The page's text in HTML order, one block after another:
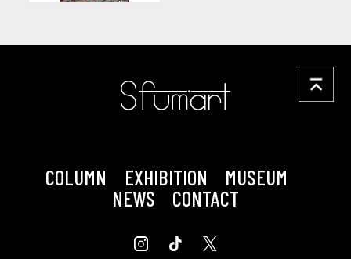
COLUMN EXHIBITION
MUSEUM
NEWS
CONTACT